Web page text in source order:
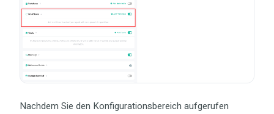
Nachdem Sie den Konfigurationsbereich aufgerufen